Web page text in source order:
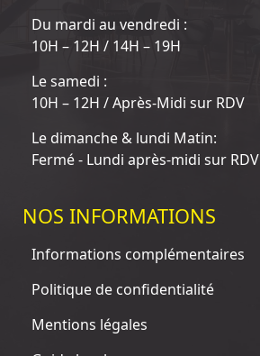
Du mardi au vendredi :
10H – 12H / 14H – 19H
Le samedi :
10H – 12H / Après-Midi sur RDV
Le dimanche & lundi Matin:
Fermé - Lundi après-midi sur RDV
NOS INFORMATIONS
Informations complémentaires
Politique de confidentialité
Mentions légales